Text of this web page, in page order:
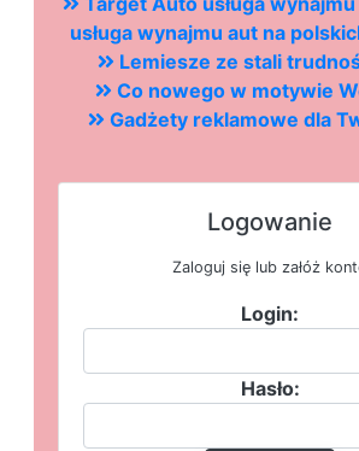
usługa wynajmu aut na
Lemiesze ze stali
Co nowego w motywie
Gadżety reklamowe dla
Logowanie
Zaloguj się lub załóż
Login:
Hasło: